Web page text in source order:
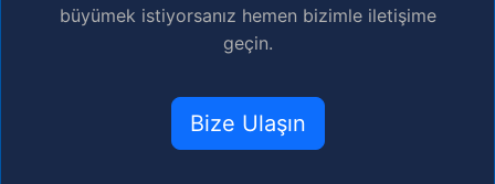
büyümek istiyorsanız hemen bizimle iletişime
geçin.
Bize Ulaşın